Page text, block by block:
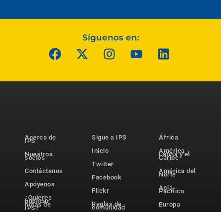
Síguenos en:
Acerca de
IPS
Nuestros
socios
Contáctenos
Apóyenos
¿Quieres
publicar
notas de
IPS?
Sigue a IPS
Inicio
Twitter
Facebook
Flickr
Reglas de
comunidad
África
América
Latina y el
Caribe
América del
Norte
Asia-
Pacífico
Europa